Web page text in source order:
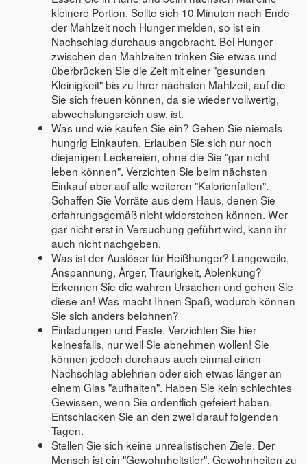
kleinere Portion. Sollte sich 10 Minuten nach Ende
der Mahlzeit noch Hunger melden, so ist ein
Nachschlag durchaus angebracht. Bei Hunger
zwischen den Mahlzeiten trinken Sie etwas und
überbrücken Sie die Zeit mit einer "gesunden
Kleinigkeit" bis zu Ihrer nächsten Mahlzeit, auf die
Sie sich freuen können, da sie wieder vollwertig,
abwechslungsreich usw. ist.
Was und wie kaufen Sie ein? Gehen Sie niemals
hungrig Einkaufen. Erlauben Sie sich nur noch
diejenigen Leckereien, ohne die Sie "gar nicht
leben können". Verzichten Sie beim nächsten
Einkauf aber auf alle weiteren "Kalorienfallen".
Schaffen Sie Vorräte aus dem Haus, denen Sie
erfahrungsgemäß nicht widerstehen können. Wer
gar nicht erst in Versuchung geführt wird, kann ihr
auch nicht nachgeben.
Was ist der Auslöser für Heißhunger? Langeweile,
Anspannung, Ärger, Traurigkeit, Ablenkung?
Erkennen Sie die wahren Ursachen und gehen Sie
diese an! Was macht Ihnen Spaß, wodurch können
Sie sich anders belohnen?
Einladungen und Feste. Verzichten Sie hier
keinesfalls, nur weil Sie abnehmen wollen! Sie
können jedoch durchaus auch einmal einen
Nachschlag ablehnen oder sich etwas länger an
einem Glas "aufhalten". Haben Sie kein schlechtes
Gewissen, wenn Sie ordentlich gefeiert haben.
Entschlacken Sie an den zwei darauf folgenden
Tagen.
Stellen Sie sich keine unrealistischen Ziele. Der
Mensch ist ein "Gewohnheitstier". Gewohnheiten zu